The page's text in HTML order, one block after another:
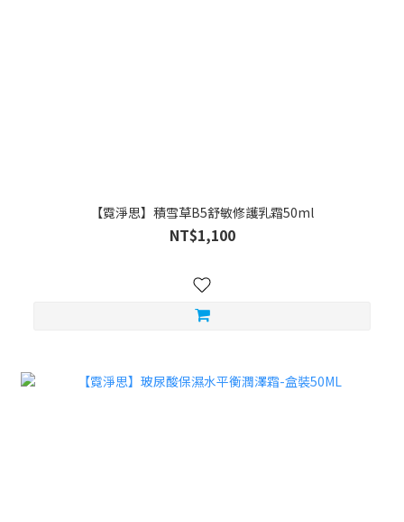
【霓淨思】積雪草B5舒敏修護乳霜50ml
NT$1,100